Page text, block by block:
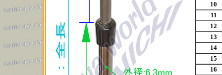
10
11
12
13
14
15
16